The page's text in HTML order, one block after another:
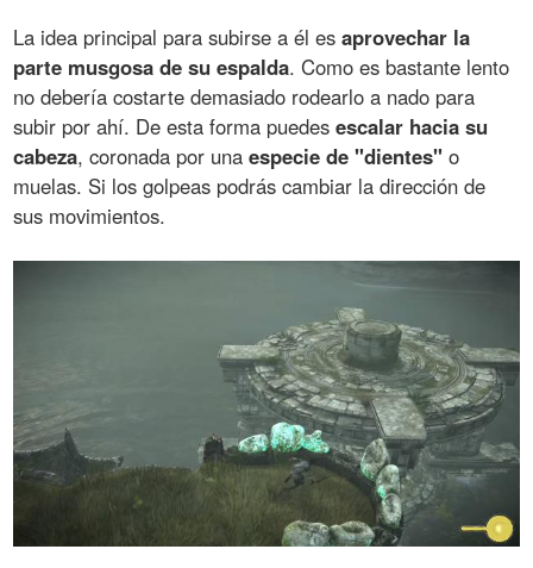
La idea principal para subirse a él esaprovechar la
parte musgosa de su espalda. Como es bastante lento
no debería costarte demasiado rodearlo a nado para
subir por ahí. De esta forma puedesescalar hacia su
cabeza, coronada por unaespecie de "dientes" o
muelas. Si los golpeas podrás cambiar la dirección de
sus movimientos.